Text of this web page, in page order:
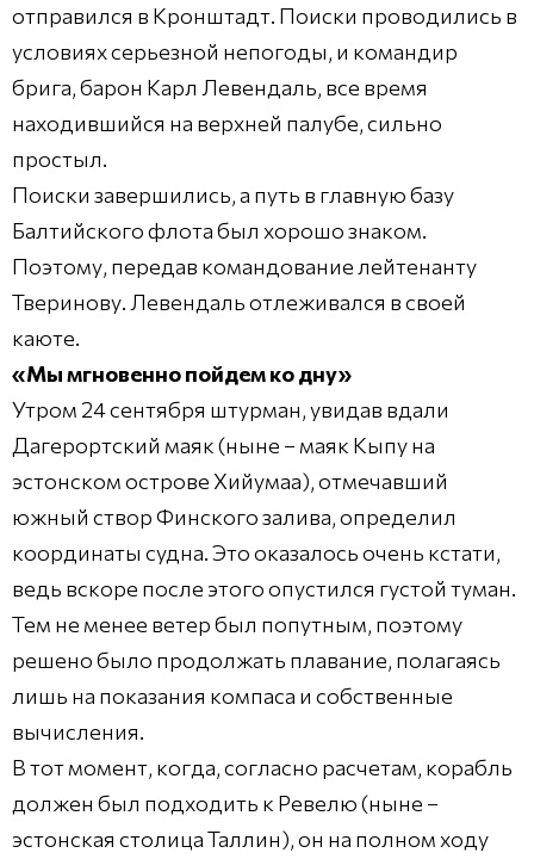
отправился в Кронштадт. Поиски проводились в
условиях серьезной непогоды, и командир
брига, барон Карл Левендаль, все время
находившийся на верхней палубе, сильно
простыл.
Поиски завершились, а путь в главную базу
Балтийского флота был хорошо знаком.
Поэтому, передав командование лейтенанту
Тверинову. Левендаль отлеживался в своей
каюте.
«Мы мгновенно пойдем ко дну»
Утром 24 сентября штурман, увидав вдали
Дагерортский маяк (ныне – маяк Кыпу на
эстонском острове Хийумаа), отмечавший
южный створ Финского залива, определил
координаты судна. Это оказалось очень кстати,
ведь вскоре после этого опустился густой туман.
Тем не менее ветер был попутным, поэтому
решено было продолжать плавание, полагаясь
лишь на показания компаса и собственные
вычисления.
В тот момент, когда, согласно расчетам, корабль
должен был подходить к Ревелю (ныне –
эстонская столица Таллин), он на полном ходу